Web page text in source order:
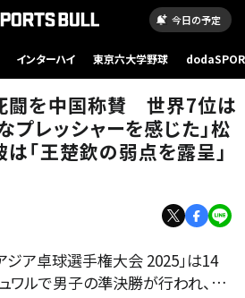
今日の予定
インターハイ 東京六大学野球
露呈」【アジア選手権】
闘を中国称賛 世界7位は
プレッシャーを感じた」松
「王楚欽の弱点を露呈」
ジア卓球選手権大会 2025」は14
ュワルで男子の準決勝が行われ、…